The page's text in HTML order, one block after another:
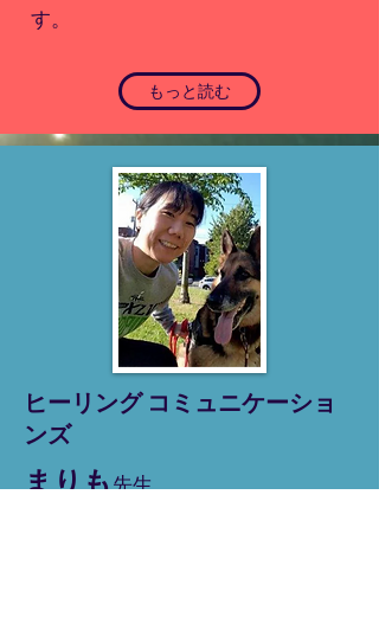
す。
もっと読む
ヒーリング コミュニケーショ
ンズ
まりも先生